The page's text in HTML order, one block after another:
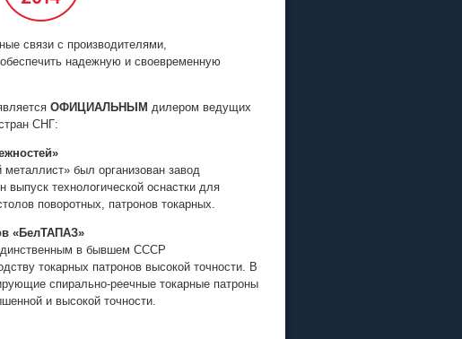
связи с производителями,
надежную и своевременную
ОФИЦИАЛЬНЫМ дилером ведущих
СНГ:
был организован завод
технологической оснастки для
поворотных, патронов токарных.
«БелТАПАЗ»
в бывшем СССР
токарных патронов высокой точности. В
спирально-реечные токарные патроны
и высокой точности.